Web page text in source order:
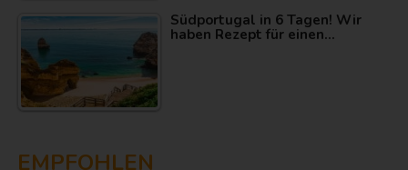
Südportugal in 6 Tagen! Wir
haben Rezept für einen…
EMPFOHLEN